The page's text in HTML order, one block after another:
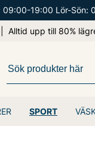
09:00-19:00 Lör-Sön:
Alltid upp till 80%
SPORT